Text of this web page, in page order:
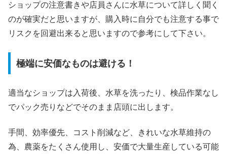
ショップの注意書きや店員さんに水草について詳しく聞く
のが確実だと思いますが、購入時に自分でも注意する事で
リスクを回避出来ると思いますので参考にして下さい。
極端に安価なものは避ける！
適当なショップは入荷後、水草を洗ったり、検品作業なし
でパック売りなどでそのまま店頭に出します。
手間、効率優先、コスト削減など、きれいな水草維持の
為、農薬をたくさん使用し、安価で大量生産している可能